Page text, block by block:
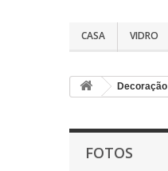
CASA VIDRO
Decoração
FOTOS